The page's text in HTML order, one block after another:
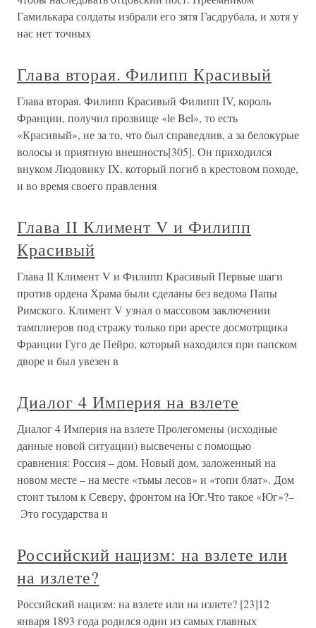
Гамилькара солдаты избрали его зятя Гасдрубала, и хотя у
нас нет точных
Глава вторая. Филипп Красивый
Глава вторая. Филипп Красивый Филипп IV, король
Франции, получил прозвище «lе Bel», то есть
«Красивый», не за то, что был справедлив, а за белокурые
волосы и приятную внешность[305]. Он приходился
внуком Людовику IX, который погиб в крестовом походе,
и во время своего правления
Глава II Климент V и Филипп
Красивый
Глава II Климент V и Филипп Красивый Первые шаги
против ордена Храма были сделаны без ведома Папы
Римского. Климент V узнал о массовом заключении
тамплиеров под стражу только при аресте досмотрщика
Франции Гуго де Пейро, который находился при папском
дворе и был увезен в
Диалог 4 Империя на взлете
Диалог 4 Империя на взлете Пролегомены (исходные
данные новой ситуации) высвечены с помощью
сравнения: Россия – дом. Новый дом, заложенный на
новом месте – на месте «тьмы лесов» и «топи блат». Дом
стоит тылом к Северу, фронтом на Юг.Что такое «Юг»?–
Это государства и
Российский нацизм: на взлете или
на излете?
Российский нацизм: на взлете или на излете? [23]12
января 1893 года родился один из самых главных